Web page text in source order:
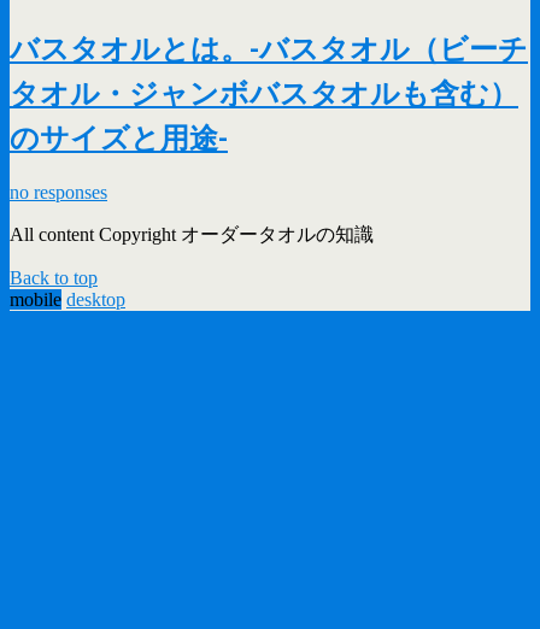
バスタオルとは。-バスタオル（ビーチ
タオル・ジャンボバスタオルも含む）
のサイズと用途-
no responses
All content Copyright オーダータオルの知識
Back to top
mobile desktop